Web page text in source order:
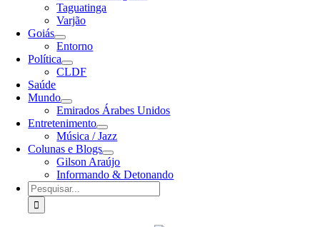
Taguatinga
Varjão
Goiás
Entorno
Política
CLDF
Saúde
Mundo
Emirados Árabes Unidos
Entretenimento
Música / Jazz
Colunas e Blogs
Gilson Araújo
Informando & Detonando
Buscar
resultados
para: